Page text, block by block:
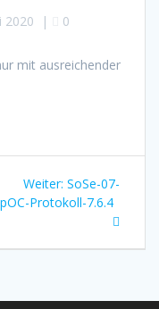
2020 | 0
mit ausreichender
Weiter: Nächster
Beitrag:
SoSe-07-
Protokoll-7.6.4